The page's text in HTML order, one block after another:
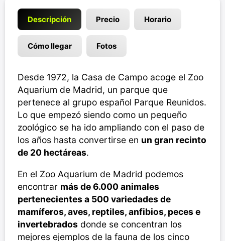
Descripción Precio Horario
Cómo llegar Fotos
Desde 1972, la Casa de Campo acoge el Zoo
Aquarium de Madrid, un parque que
pertenece al grupo español Parque Reunidos.
Lo que empezó siendo como un pequeño
zoológico se ha ido ampliando con el paso de
los años hasta convertirse en un gran recinto
de 20 hectáreas.
En el Zoo Aquarium de Madrid podemos
encontrar más de 6.000 animales
pertenecientes a 500 variedades de
mamíferos, aves, reptiles, anfibios, peces e
invertebrados donde se concentran los
mejores ejemplos de la fauna de los cinco